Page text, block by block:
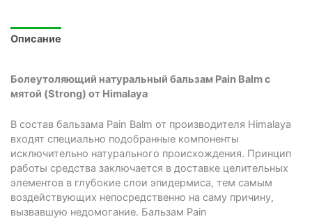
Описание
Болеутоляющий натуральный бальзам Pain Balm с
мятой (Strong) от Himalaya
В состав бальзама Pain Balm от производителя Himalaya
входят специально подобранные компоненты
исключительно натурального происхождения. Принцип
работы средства заключается в доставке целительных
элементов в глубокие слои эпидермиса, тем самым
воздействующих непосредственно на саму причину,
вызвавшую недомогание. Бальзам Pain